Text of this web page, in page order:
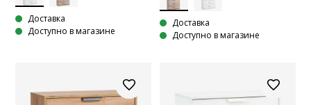
Доставка
Доступно в магазине
Доставка
Доступно в магазине